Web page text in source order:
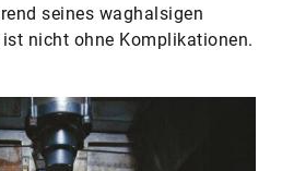
seines waghalsigen
nicht ohne Komplikationen.